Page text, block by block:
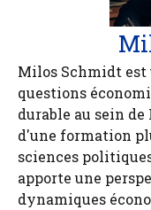
Milos Schmidt
questions
durable au sein de
d'une formation
sciences
apporte une
dynamiques